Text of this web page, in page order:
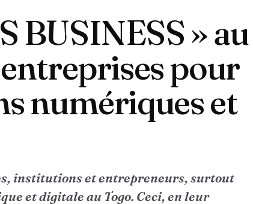
BUSINESS » au
pour
numériques et
institutions et entrepreneurs, surtout
et digitale au Togo. Ceci, en leur